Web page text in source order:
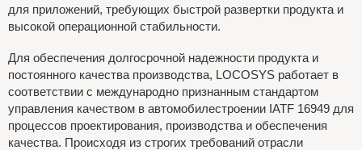
для приложений, требующих быстрой развертки продукта и
высокой операционной стабильности.
Для обеспечения долгосрочной надежности продукта и
постоянного качества производства, LOCOSYS работает в
соответствии с международно признанным стандартом
управления качеством в автомобилестроении IATF 16949 для
процессов проектирования, производства и обеспечения
качества. Происходя из строгих требований отрасли